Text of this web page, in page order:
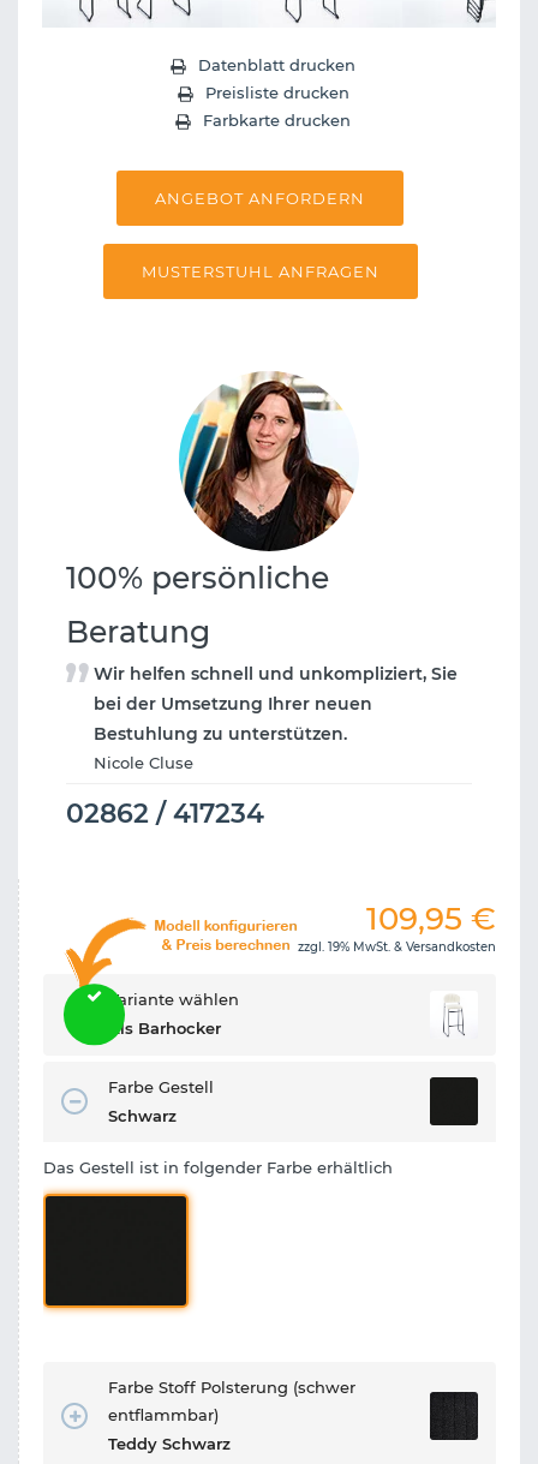
Next
Datenblatt drucken
Preisliste drucken
Farbkarte drucken
ANGEBOT ANFORDERN
MUSTERSTUHL ANFRAGEN
100% persönliche
Beratung
Wir helfen schnell und unkompliziert, Sie
bei der Umsetzung Ihrer neuen
Bestuhlung zu unterstützen.
Nicole Cluse
02862 / 417234
109,95 €
zzgl. 19% MwSt. & Versandkosten
Variante wählen
Als Barhocker
Farbe Gestell
Schwarz
Das Gestell ist in folgender Farbe erhältlich
Farbe Stoff Polsterung (schwer
entflammbar)
Teddy Schwarz